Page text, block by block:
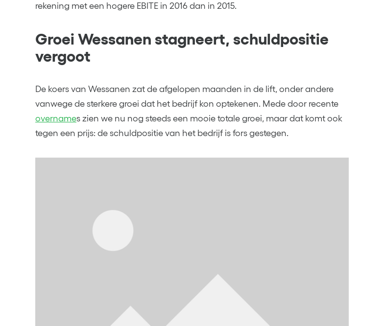
rekening met een hogere EBITE in 2016 dan in 2015.
Groei Wessanen stagneert, schuldpositie
vergoot
De koers van Wessanen zat de afgelopen maanden in de lift, onder andere
vanwege de sterkere groei dat het bedrijf kon optekenen. Mede door recente
overnames zien we nu nog steeds een mooie totale groei, maar dat komt ook
tegen een prijs: de schuldpositie van het bedrijf is fors gestegen.